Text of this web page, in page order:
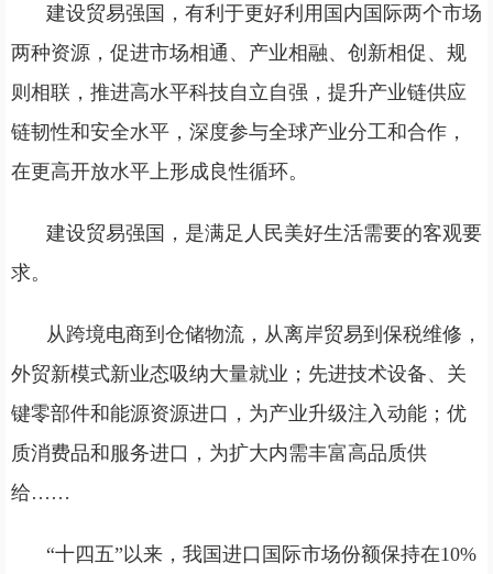
建设贸易强国，有利于更好利用国内国际两个市场
两种资源，促进市场相通、产业相融、创新相促、规
则相联，推进高水平科技自立自强，提升产业链供应
链韧性和安全水平，深度参与全球产业分工和合作，
在更高开放水平上形成良性循环。
建设贸易强国，是满足人民美好生活需要的客观要
求。
从跨境电商到仓储物流，从离岸贸易到保税维修，
外贸新模式新业态吸纳大量就业；先进技术设备、关
键零部件和能源资源进口，为产业升级注入动能；优
质消费品和服务进口，为扩大内需丰富高品质供
给……
“十四五”以来，我国进口国际市场份额保持在10%